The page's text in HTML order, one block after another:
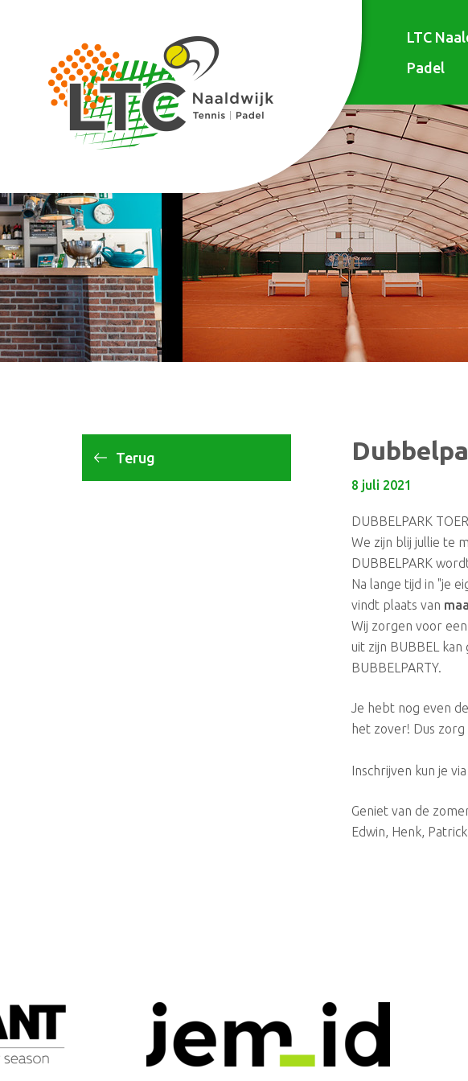
LTC
Padel
Terug
8 juli 2021
DUBBELPARK
We zijn blij jullie te
DUBBELPARK
Na lange tijd in "je
vindt plaats van
Wij zorgen voor
uit zijn BUBBEL
BUBBELPARTY.
Je hebt nog even
het zover! Dus
Inschrijven kun je via
Geniet van de
Edwin, Henk,